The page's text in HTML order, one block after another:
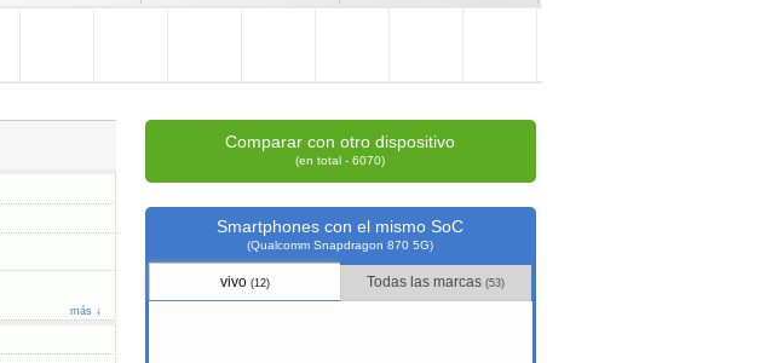
más ↓
Comparar con otro dispositivo
(en total - 6070)
Smartphones con el mismo SoC
(Qualcomm Snapdragon 870 5G)
vivo (12) Todas las marcas(53)